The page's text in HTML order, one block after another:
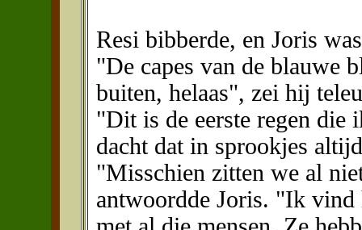
Resi bibberde, en Joris
"De capes van de blauwe
buiten, helaas", zei hij
"Dit is de eerste regen die
dacht dat in sprookjes
"Misschien zitten we al
antwoordde Joris. "Ik vind